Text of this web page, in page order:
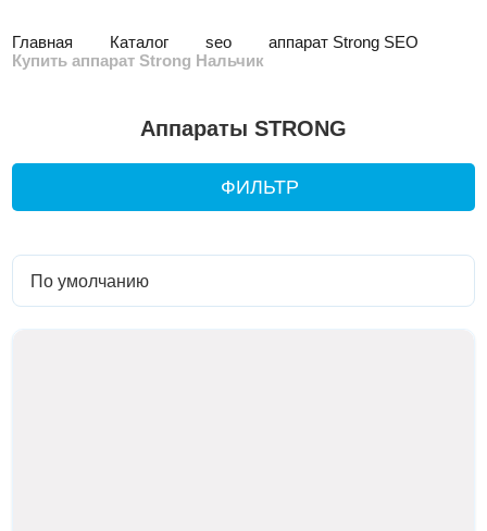
Главная Каталог seo
аппарат Strong SEO
Купить аппарат Strong Нальчик
Аппараты STRONG
ФИЛЬТР